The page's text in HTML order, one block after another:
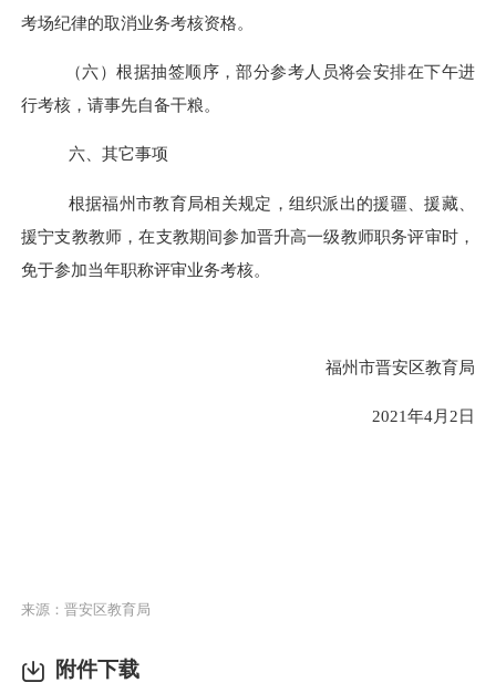
考场纪律的取消业务考核资格。
（六）根据抽签顺序，部分参考人员将会安排在下午进
行考核，请事先自备干粮。
六、其它事项
根据福州市教育局相关规定， 组织派出的援疆、援藏、
援宁支教教师，在支教期间参加晋升高一级教师职务评审时，
免于参加当年职称评审业务考核。
福州市晋安区教育局
2021年4月2日
来源：晋安区教育局
附件下载